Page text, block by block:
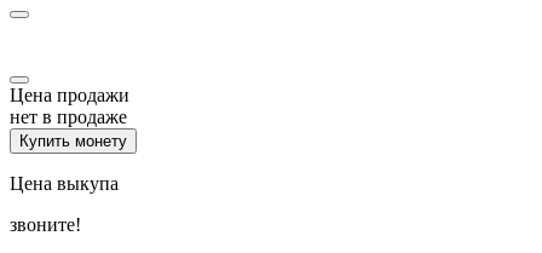
Цена продажи
нет в продаже
Купить монету
Цена выкупа
звоните!